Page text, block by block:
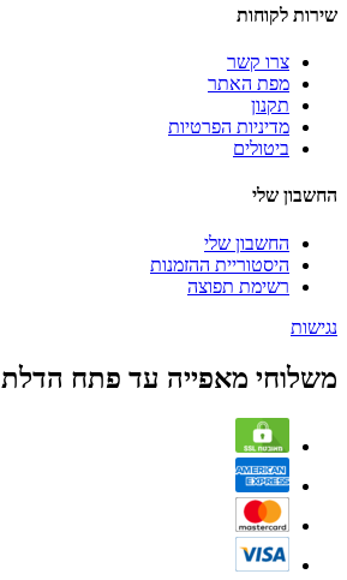
שירות לקוחות
צרו קשר
מפת האתר
תקנון
מדיניות הפרטיות
ביטולים
החשבון שלי
החשבון שלי
היסטוריית ההזמנות
רשימת תפוצה
נגישות
משלוחי מאפייה עד פתח הדלת